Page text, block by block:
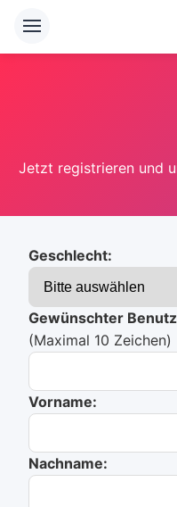
Jetzt registrieren und
Geschlecht:
Gewünschter
(Maximal 10 Zeichen)
Vorname:
Nachname: